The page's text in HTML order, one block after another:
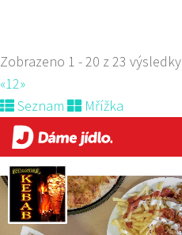
Zobrazeno 1 - 20 z 23 výsledky
«12»
Seznam
Mřížka